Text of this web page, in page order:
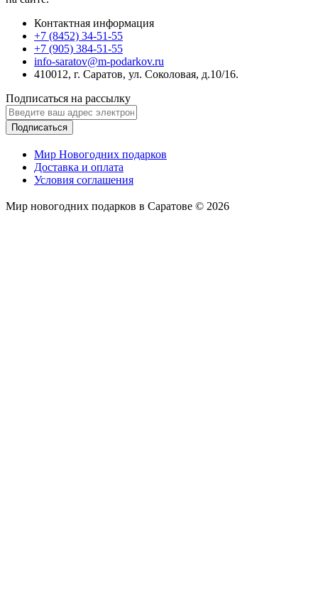
Контактная информация
+7 (8452) 34-51-55
+7 (905) 384-51-55
info-saratov@m-podarkov.ru
410012, г. Саратов, ул. Соколовая, д.10/16.
Подписаться на рассылку
Подписаться
Мир Новогодних подарков
Доставка и оплата
Условия соглашения
Мир новогодних подарков в Саратове © 2026